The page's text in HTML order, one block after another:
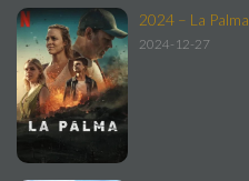
2024 – La Palma
2024-12-27